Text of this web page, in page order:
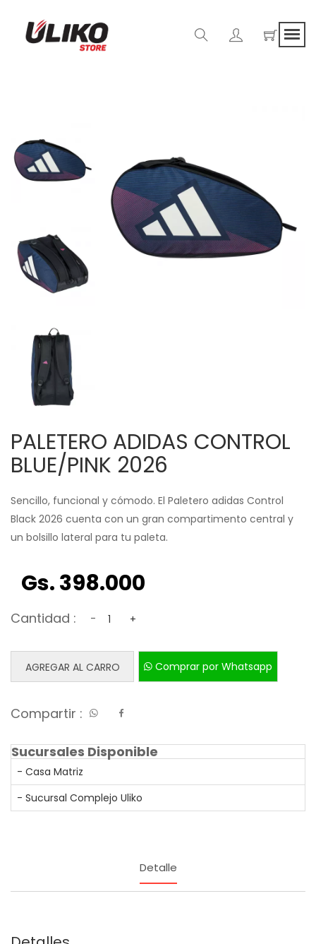
PALETERO ADIDAS CONTROL
BLUE/PINK 2026
Sencillo, funcional y cómodo. El Paletero adidas Control
Black 2026 cuenta con un gran compartimento central y
un bolsillo lateral para tu paleta.
Gs. 398.000
Cantidad : - +
AGREGAR AL CARRO Comprar por Whatsapp
Compartir :
Sucursales Disponible
- Casa Matriz
- Sucursal Complejo Uliko
Detalle